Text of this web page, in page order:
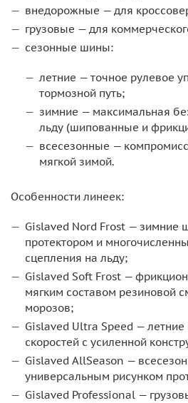
внедорожные — для
грузовые — для
сезонные шины:
летние — точное рулевое
тормозной путь;
зимние — максимальная
льду (шипованные и
всесезонные —
мягкой зимой.
Особенности линеек:
Gislaved Nord Frost — зимние
протектором и
сцепления на льду;
Gislaved Soft Frost —
мягким составом резиновой
морозов;
Gislaved Ultra Speed —
скоростей с усиленной
Gislaved AllSeason —
универсальным рисунком
Gislaved Professional —